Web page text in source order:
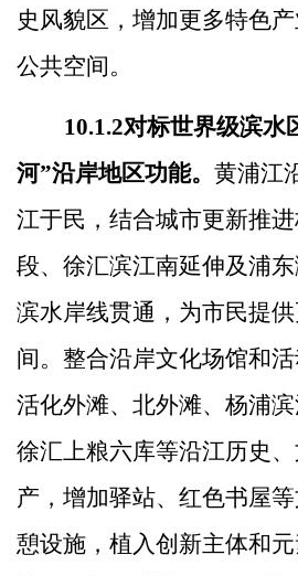
史风貌区，增加更多特色
公共空间。
10.1.2对标世界级滨水
河”沿岸地区功能。 黄浦江
江于民，结合城市更新推
段、徐汇滨江南延伸及浦
滨水岸线贯通，为市民提
间。 整合沿岸文化场馆和活
活化外滩、北外滩、杨浦滨
徐汇上粮六库等沿江历史
产 ，增加驿站、红色书屋
憩设施 ，植入创新主体和